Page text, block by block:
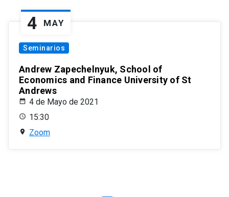
4 MAY
Seminarios
Andrew Zapechelnyuk, School of
Economics and Finance University of St
Andrews
4 de Mayo de 2021
15:30
Zoom